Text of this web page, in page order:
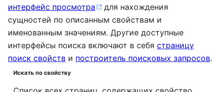
интерфейс просмотра
для нахождения
сущностей по описанным свойствам и
именованным значениям. Другие доступные
интерфейсы поиска включают в себя страницу
поиск свойств и построитель поисковых запросов.
Искать по свойству